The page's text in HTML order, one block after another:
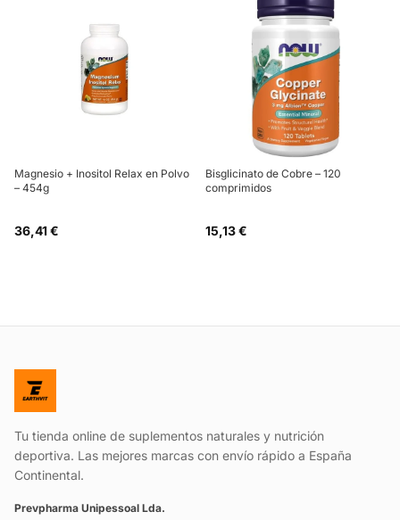
Magnesio + Inositol Relax en Polvo
– 454g
36,41 €
Bisglicinato de Cobre – 120
comprimidos
15,13 €
Tu tienda online de suplementos naturales y nutrición
deportiva. Las mejores marcas con envío rápido a España
Continental.
Prevpharma Unipessoal Lda.